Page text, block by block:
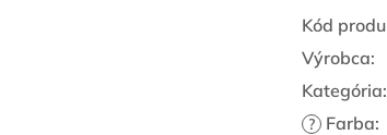
Kód
Výrobca:
Kategória:
? Farba: